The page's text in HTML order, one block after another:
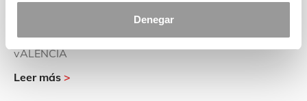
Denegar
aNELL VERD METROPOLITÀ DE LA CIUTAT DE
vALÈNCIA
Leer más >